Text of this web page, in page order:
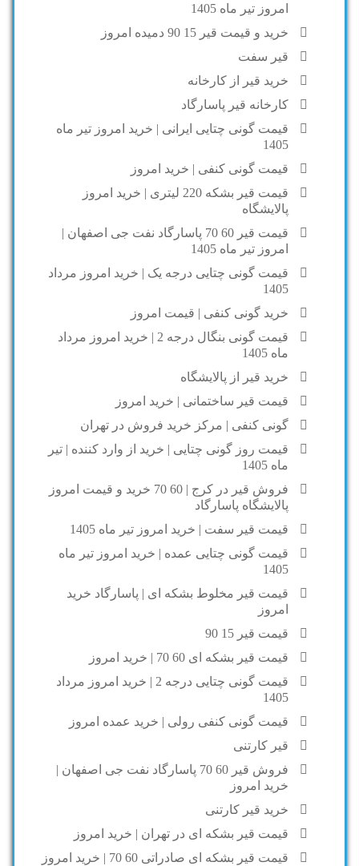
امروز تیر ماه 1405
خرید و قیمت قیر 15 90 دمیده امروز
قیر سفت
خرید قیر از کارخانه
کارخانه قیر پاسارگاد
قیمت گونی چتایی ایرانی | خرید امروز تیر ماه
1405
قیمت گونی کنفی | خرید امروز
قیمت قیر بشکه 220 لیتری | خرید امروز
پالایشگاه
قیمت قیر 60 70 پاسارگاد نفت جی اصفهان |
امروز تیر ماه 1405
قیمت گونی چتایی درجه یک | خرید امروز مرداد
1405
خرید گونی کنفی | قیمت امروز
قیمت گونی بنگال درجه 2 | خرید امروز مرداد
ماه 1405
خرید قیر از پالایشگاه
قیمت قیر ساختمانی | خرید امروز
گونی کنفی | مرکز خرید فروش در تهران
قیمت روز گونی چتایی | خرید از وارد کننده | تیر
ماه 1405
فروش قیر در کرج | 60 70 خرید و قیمت امروز
پالایشگاه پاسارگاد
قیمت قیر سفت | خرید امروز تیر ماه 1405
قیمت گونی چتایی عمده | خرید امروز تیر ماه
1405
قیمت قیر مخلوط بشکه ای | پاسارگاد خرید
امروز
قیمت قیر 15 90
قیمت قیر بشکه ای 60 70 | خرید امروز
قیمت گونی چتایی درجه 2 | خرید امروز مرداد
1405
قیمت گونی کنفی رولی | خرید عمده امروز
قیر کارتنی
فروش قیر 60 70 پاسارگاد نفت جی اصفهان |
خرید امروز
خرید قیر کارتنی
قیمت قیر بشکه ای در تهران | خرید امروز
قیمت قیر بشکه ای صادراتی 60 70 | خرید امروز